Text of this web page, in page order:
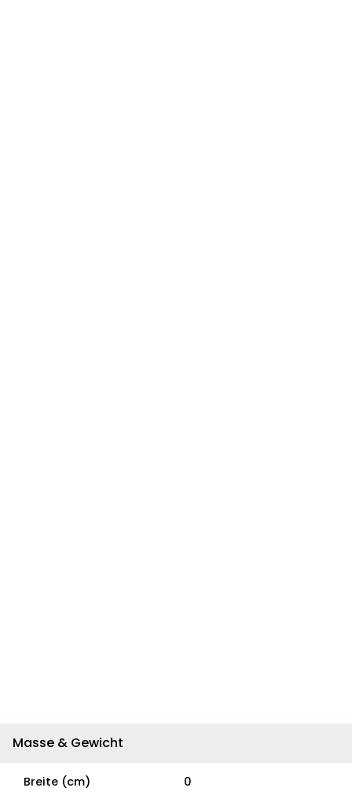
Masse & Gewicht
Breite (cm) 0